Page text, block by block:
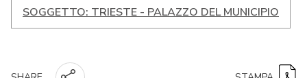
SOGGETTO: TRIESTE - PALAZZO DEL MUNICIPIO